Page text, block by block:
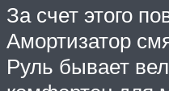
За счет этого
Амортизатор
Руль бывает